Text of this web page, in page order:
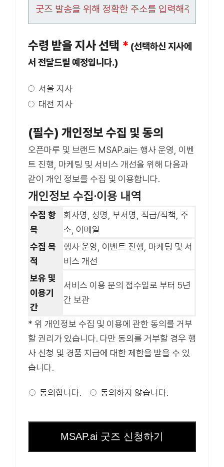
수령 받을 지사 선택 * (선택하신 지사에
서 전달드릴 예정입니다.)
서울 지사
대전 지사
(필수) 개인정보 수집 및 동의
오픈마루 및 브랜드 MSAP.ai는 행사 운영, 이벤
트 진행, 마케팅 및 서비스 개선을 위해 다음과
같이 개인 정보를 수집 및 이용합니다.
개인정보 수집·이용 내역
수집 항
목
회사명, 성명, 부서명, 직급/직책, 주
소, 이메일
수집 목
적
행사 운영, 이벤트 진행, 마케팅 및 서
비스 개선
보유 및
이용기
간
서비스 이용 문의 접수일로 부터 5년
간 보관
* 위 개인정보 수집 및 이용에 관한 동의를 거부
할 권리가 있습니다. 다만 동의를 거부할 경우 행
사 신청 및 경품 지급에 대한 제한을 받을 수 있
습니다.
동의합니다. 동의하지 않습니다.
MSAP.ai 굿즈 신청하기